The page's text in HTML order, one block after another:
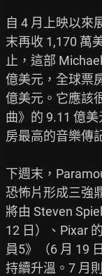
自 4 月上映以來
末再收 1,170 萬
止，這部
億美元，全球票
億美元。它應該
曲》的 9.11 億
房最高的音樂傳
下週末，
恐怖片形成三強
將由 Steven
12 日）、Pixar
員5》（6 月 19
持續升溫。7 月